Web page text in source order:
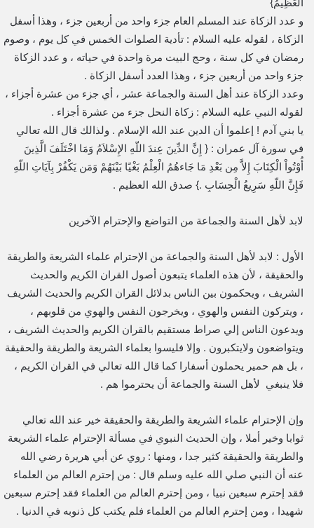
و عدد الزكاة عند المسلم العام جزء واحد من أربعين جزء ، وهذا أسفل
الزكاة ، لقوله عليه السلام : تأدية الصلوات الخمس في كل يوم ، وصوم
رمضان في كل سنة ، وحج البيت مرة واحدة في حياته ، و عدد الزكاة
جزء واحد من أربعين جزء ، وهذا العدد أسفل الزكاة .
وعدد الزكاة عند أهل السنة والجماعة عشر ، أي جزء من عشرة أجزاء ،
لقوله النبي عليه السلام : زكاة النحل جزء من عشرة أجزاء .
يا بني آدم ! إعلموا أن الدين عند الله الإسلام . ولذالك قال الله تعالي
في سورة آل عمران : { إِنَّ الدِّينَ عِندَ اللّهِ الإِسْلاَمُ وَمَا اخْتَلَفَ الَّذِينَ
أُوْتُواْ الْكِتَابَ إِلاَّ مِن بَعْدِ مَا جَاءهُمُ الْعِلْمُ بَغْيًا بَيْنَهُمْ وَمَن يَكْفُرْ بِآيَاتِ اللّهِ
فَإِنَّ اللّهِ سَرِيعُ الْحِسَابِ .} صدق الله العظيم .
لابد لأهل السنة والجماعة من التواضع والإحترام الآخرين
الأول : لابد لأهل السنة والجماعة من الإحترام علماء الشريعة والطريقة
والحقيقة ، لأن هذه العلماء يتبعون أصول القران الكريم والحديث
الشريف ، ويحكمون بين الناس بدلائل القران الكريم والحديث الشريف
، ويتركون النفس والهوي ، ويخرجون النفس والهوي من قلوبهم ،
ويدعون الناس إلي صراط مستقيم بالقران الكريم والحديث الشريف ،
ويتواضعون ولايتكبرون . وإلا فليسوا بعلماء الشريعة والطريقة والحقيقة
، بل هم حمير يحملون أسفارا كما قال الله تعالي في القران الكريم ،
فلا ينبغي لأهل السنة والجماعة أن يحترموا هم .
وإن الإحترام علماء الشريعة والطريقة والحقيقة خير عند الله تعالي
ثوابا وخير أملا ، وإن الحديث النبوي في مسألة الإحترام علماء الشريعة
والطريقة والحقيقة كثير جدا ، ومنها : روي عن أبي هريرة رضي الله
عنه أن النبي صلي الله عليه وسلم قال : من إحترم العالم من العلماء
فقد إحترم سبعين نبيا ، ومن إحترم العالم من العلماء فقد إحترم سبعين
شهيدا ، ومن إحترم العالم من العلماء فلم يكتب كل ذنوبه في الدنيا .